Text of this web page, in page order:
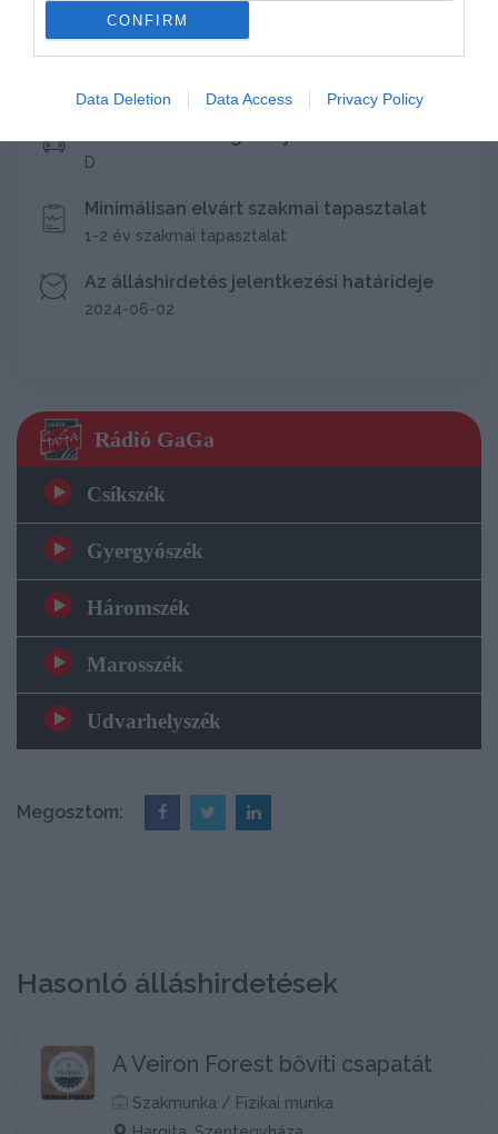
CONFIRM
Data Deletion Data Access Privacy Policy
Egyéb
Minimálisan elvárt végzettség
Középfokú végzettség
D
Minimálisan elvárt szakmai tapasztalat
1-2 év szakmai tapasztalat
Az álláshirdetés jelentkezési határideje
2024-06-02
Megosztom:
Hasonló álláshirdetések
A Veiron Forest bővíti csapatát
Szakmunka / Fizikai munka